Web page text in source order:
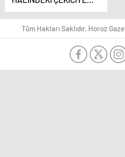
ÇARPTI: 1 ÖLÜ, 1
YARALI
Tüm Hakları Saklıdır. Horoz